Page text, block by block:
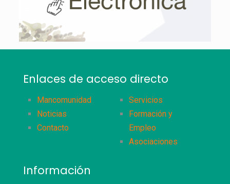
Enlaces de acceso directo
Mancomunidad
Noticias
Contacto
Servicios
Formación y
Empleo
Asociaciones
Información